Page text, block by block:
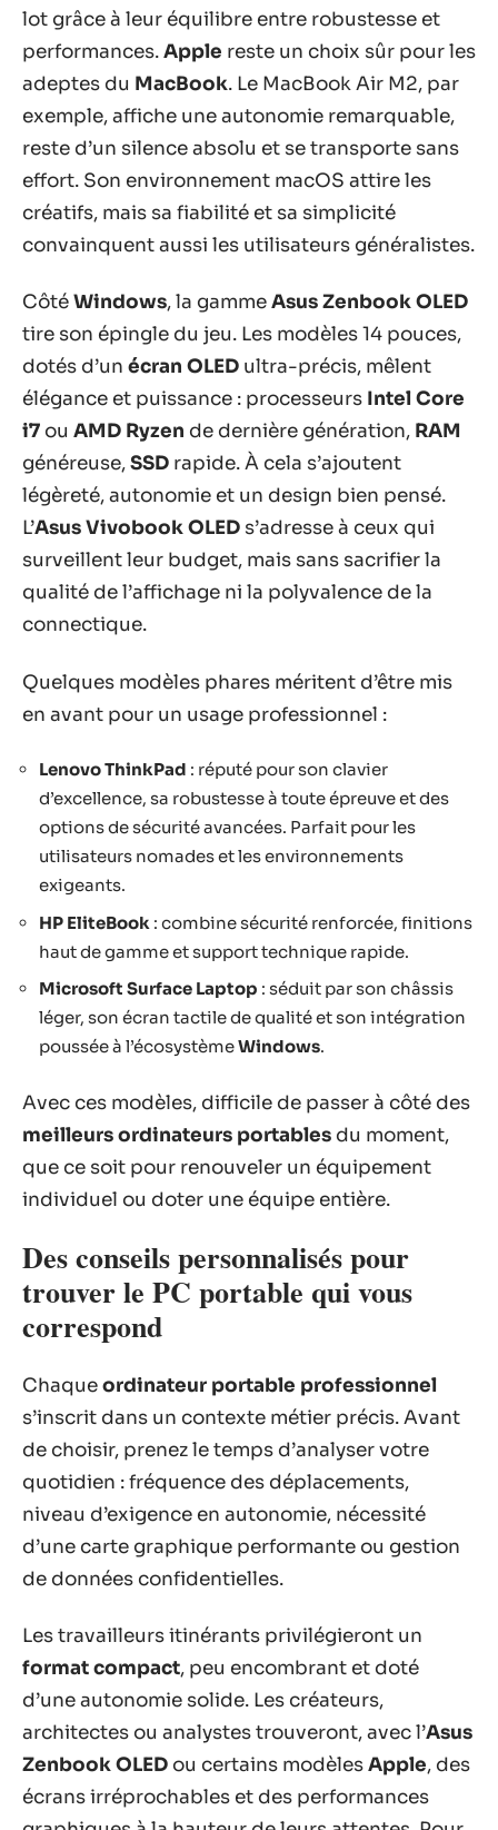
lot grâce à leur équilibre entre robustesse et
performances.Apple reste un choix sûr pour les
adeptes du MacBook. Le MacBook Air M2, par
exemple, affiche une autonomie remarquable,
reste d’un silence absolu et se transporte sans
effort. Son environnement macOS attire les
créatifs, mais sa fiabilité et sa simplicité
convainquent aussi les utilisateurs généralistes.
CôtéWindows, la gammeAsus Zenbook OLED
tire son épingle du jeu. Les modèles 14 pouces,
dotés d’un écran OLED ultra-précis, mêlent
élégance et puissance : processeurs Intel Core
i7 ou AMD Ryzen de dernière génération, RAM
généreuse,SSD rapide. À cela s’ajoutent
légèreté, autonomie et un design bien pensé.
L’Asus Vivobook OLED s’adresse à ceux qui
surveillent leur budget, mais sans sacrifier la
qualité de l’affichage ni la polyvalence de la
connectique.
Quelques modèles phares méritent d’être mis
en avant pour un usage professionnel :
Lenovo ThinkPad : réputé pour son clavier
d’excellence, sa robustesse à toute épreuve et des
options de sécurité avancées. Parfait pour les
utilisateurs nomades et les environnements
exigeants.
HP EliteBook : combine sécurité renforcée, finitions
haut de gamme et support technique rapide.
Microsoft Surface Laptop : séduit par son châssis
léger, son écran tactile de qualité et son intégration
poussée à l’écosystèmeWindows.
Avec ces modèles, difficile de passer à côté des
meilleurs ordinateurs portables du moment,
que ce soit pour renouveler un équipement
individuel ou doter une équipe entière.
Des conseils personnalisés pour
trouver le PC portable qui vous
correspond
Chaqueordinateur portable professionnel
s’inscrit dans un contexte métier précis. Avant
de choisir, prenez le temps d’analyser votre
quotidien : fréquence des déplacements,
niveau d’exigence en autonomie, nécessité
d’une carte graphique performante ou gestion
de données confidentielles.
Les travailleurs itinérants privilégieront un
format compact, peu encombrant et doté
d’une autonomie solide. Les créateurs,
architectes ou analystes trouveront, avec l’Asus
Zenbook OLED ou certains modèlesApple, des
écrans irréprochables et des performances